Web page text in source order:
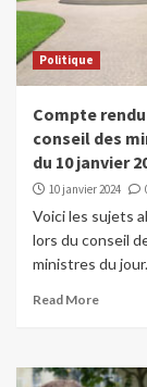
Politique
Compte
conseil des
du 10 janvier
10 janvier 2024
Voici les sujets
lors du conseil
ministres du jour.
Read More